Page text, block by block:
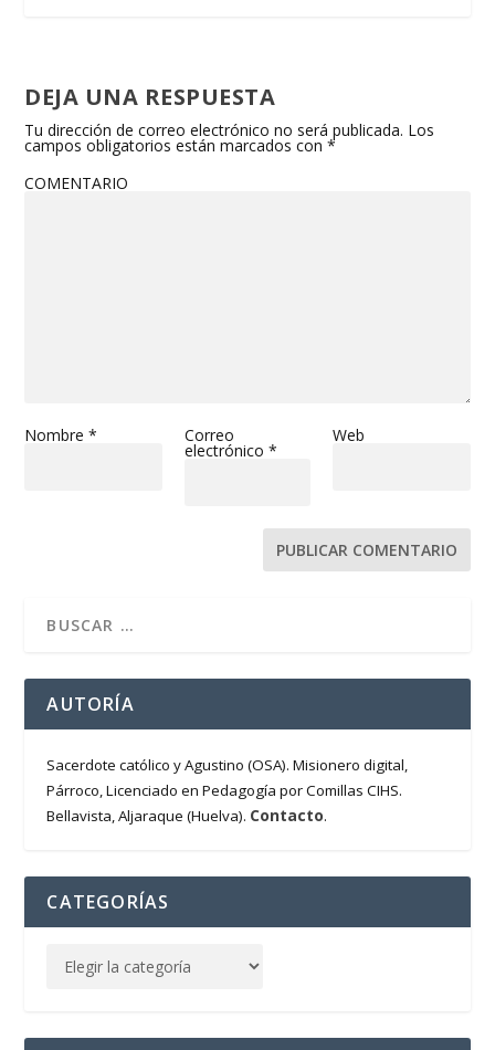
DEJA UNA RESPUESTA
Tu dirección de correo electrónico no será publicada. Los
campos obligatorios están marcados con*
COMENTARIO
Nombre* Correo
electrónico *
Web
AUTORÍA
Sacerdote católico y Agustino (OSA). Misionero digital,
Párroco, Licenciado en Pedagogía por Comillas CIHS.
Bellavista, Aljaraque (Huelva). Contacto.
CATEGORÍAS